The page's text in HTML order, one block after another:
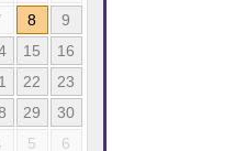
8
9
15
16
22
23
29
30
5 6